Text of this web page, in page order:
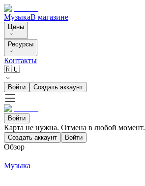
МузыкаВ магазине
Цены
Ресурсы
Контакты
🇷🇺
Войти Создать аккаунт
Войти
Карта не нужна. Отмена в любой момент.
Создать аккаунт Войти
Обзор
Музыка